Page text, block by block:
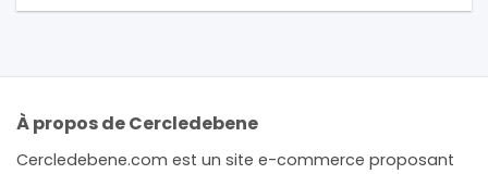
À propos de Cercledebene
Cercledebene.com est un site e-commerce proposant